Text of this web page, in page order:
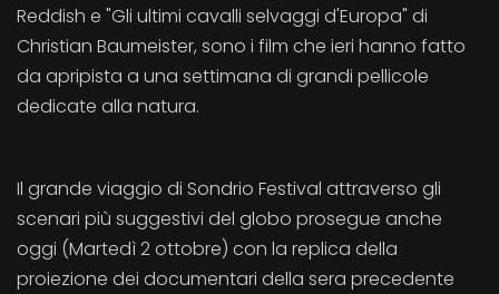
Reddish e "Gli ultimi cavalli selvaggi d'Europa" di
Christian Baumeister, sono i film che ieri hanno fatto
da apripista a una settimana di grandi pellicole
dedicate alla natura.
Il grande viaggio di Sondrio Festival attraverso gli
scenari più suggestivi del globo prosegue anche
oggi (Martedì 2 ottobre) con la replica della
proiezione dei documentari della sera precedente